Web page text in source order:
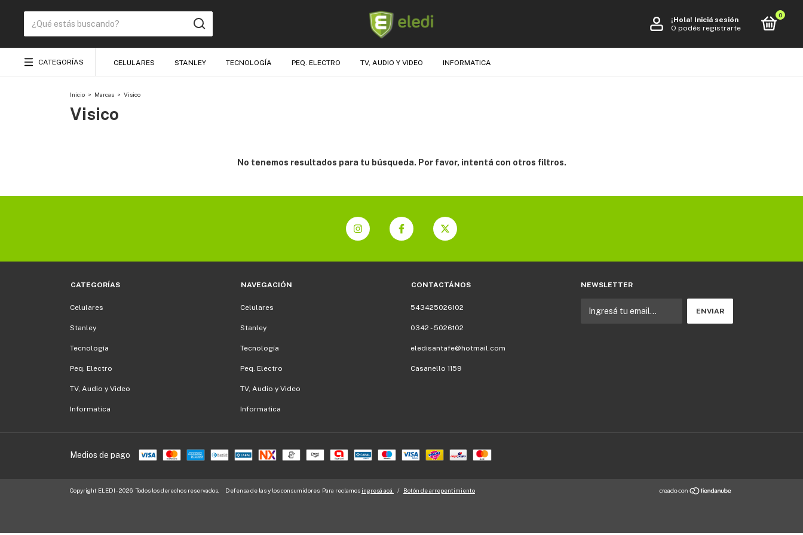
¡Hola! Iniciá sesión
O podés registrarte
0
CATEGORÍAS CELULARES STANLEY TECNOLOGÍA PEQ. ELECTRO TV, AUDIO Y VIDEO INFORMATICA
Inicio > Marcas > Visico
Visico
No tenemos resultados para tu búsqueda. Por favor, intentá con otros filtros.
CATEGORÍAS
Celulares
Stanley
Tecnología
Peq. Electro
TV, Audio y Video
Informatica
NAVEGACIÓN
Celulares
Stanley
Tecnología
Peq. Electro
TV, Audio y Video
Informatica
CONTACTÁNOS
543425026102
0342 - 5026102
eledisantafe@hotmail.com
Casanello 1159
NEWSLETTER
Medios de pago
Copyright ELEDI - 2026. Todos los derechos reservados. Defensa de las y los consumidores. Para reclamos ingresá acá. / Botón de arrepentimiento